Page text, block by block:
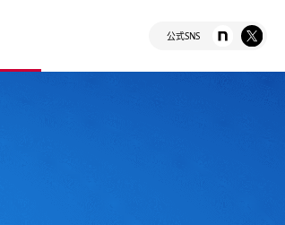
公式SNS